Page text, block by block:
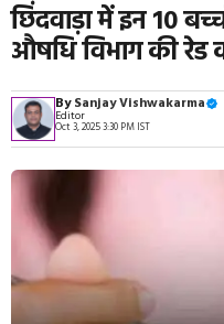
छिंदवाड़ा में इन 10
औषधि विभाग की रेड
BySanjay Vishwakarma
Editor
Oct 3, 2025 3:30 PM IST